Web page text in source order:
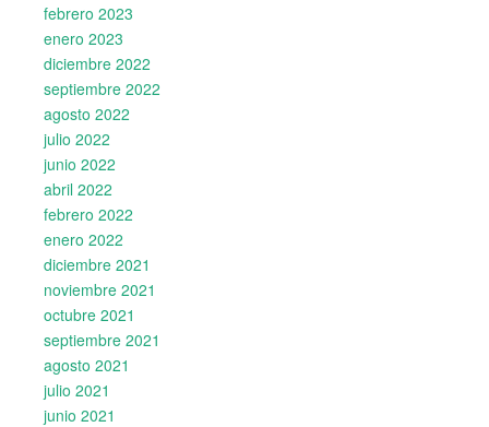
febrero 2023
enero 2023
diciembre 2022
septiembre 2022
agosto 2022
julio 2022
junio 2022
abril 2022
febrero 2022
enero 2022
diciembre 2021
noviembre 2021
octubre 2021
septiembre 2021
agosto 2021
julio 2021
junio 2021